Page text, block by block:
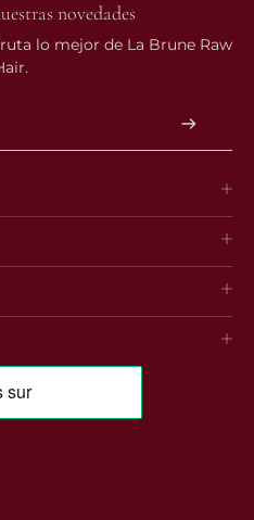
novedades
lo mejor de La Brune Raw